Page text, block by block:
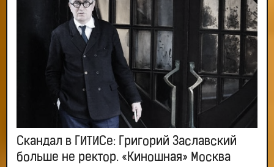
Скандал в ГИТИСе: Григорий Заславский
больше не ректор. «Киношная» Москва